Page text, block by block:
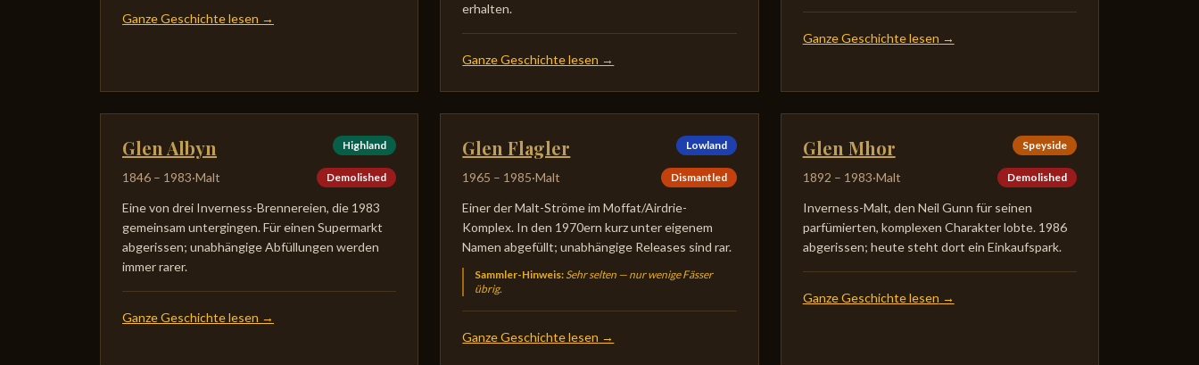
Ganze Geschichte lesen →
erhalten.
Ganze Geschichte lesen →
Ganze Geschichte lesen →
Glen Albyn Highland
1846 – 1983·Malt Demolished
Eine von drei Inverness-Brennereien, die 1983
gemeinsam untergingen. Für einen Supermarkt
abgerissen; unabhängige Abfüllungen werden
immer rarer.
Ganze Geschichte lesen →
Glen Flagler Lowland
1965 – 1985·Malt Dismantled
Einer der Malt-Ströme im Moffat/Airdrie-
Komplex. In den 1970ern kurz unter eigenem
Namen abgefüllt; unabhängige Releases sind rar.
Sammler-Hinweis: Sehr selten — nur wenige Fässer
übrig.
Ganze Geschichte lesen →
Glen Mhor Speyside
1892 – 1983·Malt Demolished
Inverness-Malt, den Neil Gunn für seinen
parfümierten, komplexen Charakter lobte. 1986
abgerissen; heute steht dort ein Einkaufspark.
Ganze Geschichte lesen →